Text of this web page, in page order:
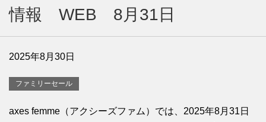
情報 WEB 8月31日
2025年8月30日
ファミリーセール
axes femme（アクシーズファム）では、2025年8月31日